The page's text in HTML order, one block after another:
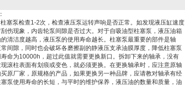
塞泵检查1-2次，检查液压泵运转声响是否正常。如发现液压缸速度
伤现象，内齿轮泵间隙是否过大。对于自吸油型柱塞泵，液压油箱
的清洁度越高，液压泵的使用寿命越长。柱塞泵最重要的部件是轴
间隙，同时也会破坏各磨擦副的静液压支承油膜厚度，降低柱塞泵
命为10000h，超过此值就需要更换新口。拆卸下来的轴承，没有
滚柱表面有划痕或变色，就必须更换。在更换轴承时，应注意原轴
原厂家，原规格的产品，如果更换另一种品牌，应请教对轴承有经
泵使用寿命的长短，与平时的维护保养，液压油的数量和质量，油